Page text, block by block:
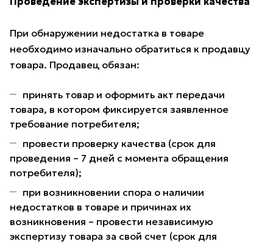
При обнаружении недостатка в товаре
необходимо изначально обратиться к продавцу
товара. Продавец обязан:
принять товар и оформить акт передачи
товара, в котором фиксируется заявленное
требование потребителя;
провести проверку качества (срок для
проведения – 7 дней с момента обращения
потребителя);
при возникновении спора о наличии
недостатков в товаре и причинах их
возникновения – провести независимую
экспертизу товара за свой счет (срок для